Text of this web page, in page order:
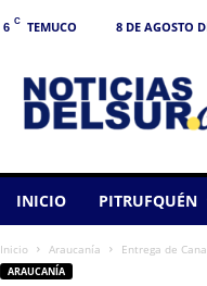
6 C TEMUCO 8 DE AGOSTO
INICIO PITRUFQUÉN
Inicio Araucanía Entrega de
ARAUCANÍA